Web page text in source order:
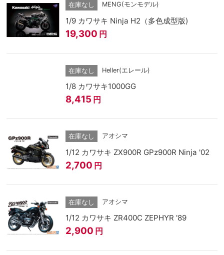
在庫なし MENG(モンモデル)
1/9 カワサキ Ninja H2（多色成型版)
19,300 円
在庫なし Heller(エレール)
1/8 カワサキ1000GG
8,415 円
在庫なし アオシマ
1/12 カワサキ ZX900R GPz900R Ninja '02
2,700 円
在庫なし アオシマ
1/12 カワサキ ZR400C ZEPHYR '89
2,900 円